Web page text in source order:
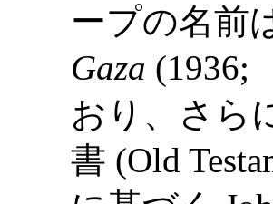
ープの名前
Gaza (1936;
おり、さら
書 (Old